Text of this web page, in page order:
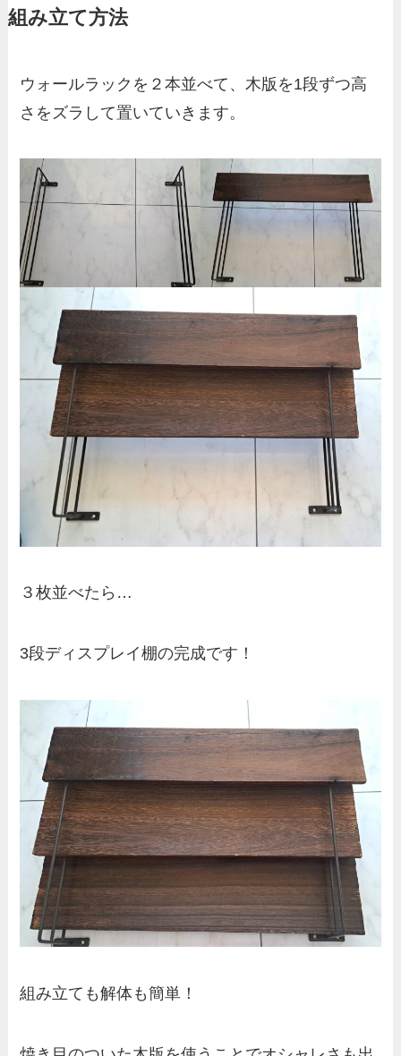
組み立て方法
ウォールラックを２本並べて、木版を1段ずつ高
さをズラして置いていきます。
３枚並べたら…
3段ディスプレイ棚の完成です！
組み立ても解体も簡単！